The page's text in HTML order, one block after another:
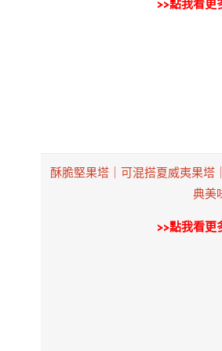
>>點我看更
酥脆堅果塔｜可混搭夏威夷果塔
典美
>>點我看更